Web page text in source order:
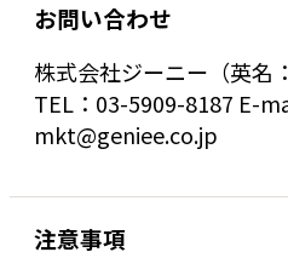
お問い合わせ
株式会社ジーニー（英名
TEL：03-5909-8187 E-
mkt@geniee.co.jp
注意事項